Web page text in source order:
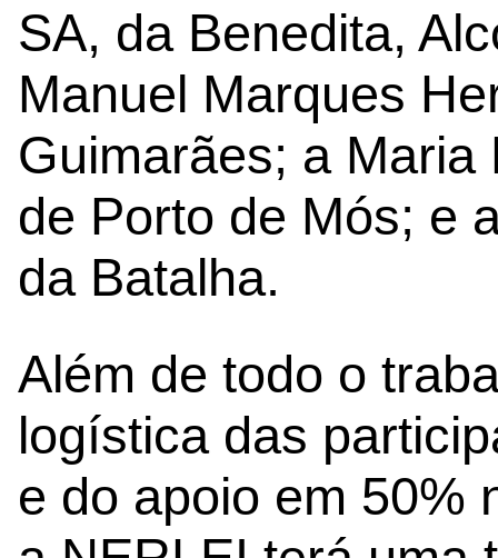
SA, da Benedita,
Manuel Marques
Guimarães; a Maria
de Porto de Mós; e
da Batalha.
Além de todo o
logística das
e do apoio em 50%